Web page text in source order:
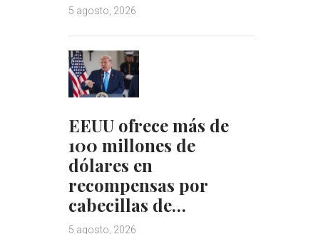
5 agosto, 2026
EEUU ofrece más de
100 millones de
dólares en
recompensas por
cabecillas de…
5 agosto, 2026